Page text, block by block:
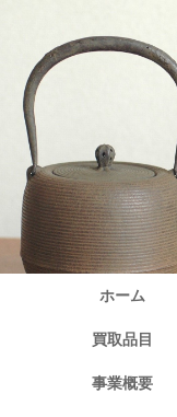
ホーム
買取品目
事業概要